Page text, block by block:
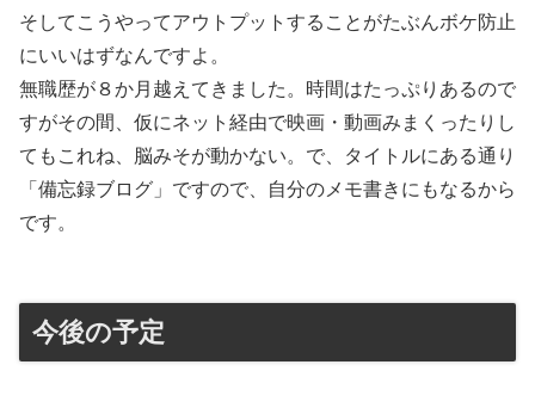
そしてこうやってアウトプットすることがたぶんボケ防止
にいいはずなんですよ。
無職歴が８か月越えてきました。時間はたっぷりあるので
すがその間、仮にネット経由で映画・動画みまくったりし
てもこれね、脳みそが動かない。で、タイトルにある通り
「備忘録ブログ」ですので、自分のメモ書きにもなるから
です。
今後の予定